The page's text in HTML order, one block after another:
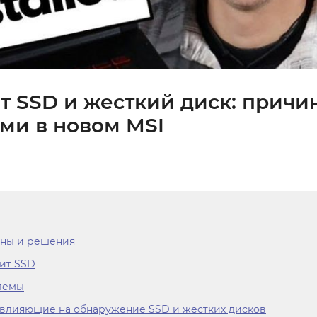
SSD и жесткий диск:
в новом MSI
и решения
SSD
на обнаружение SSD и жестких дисков